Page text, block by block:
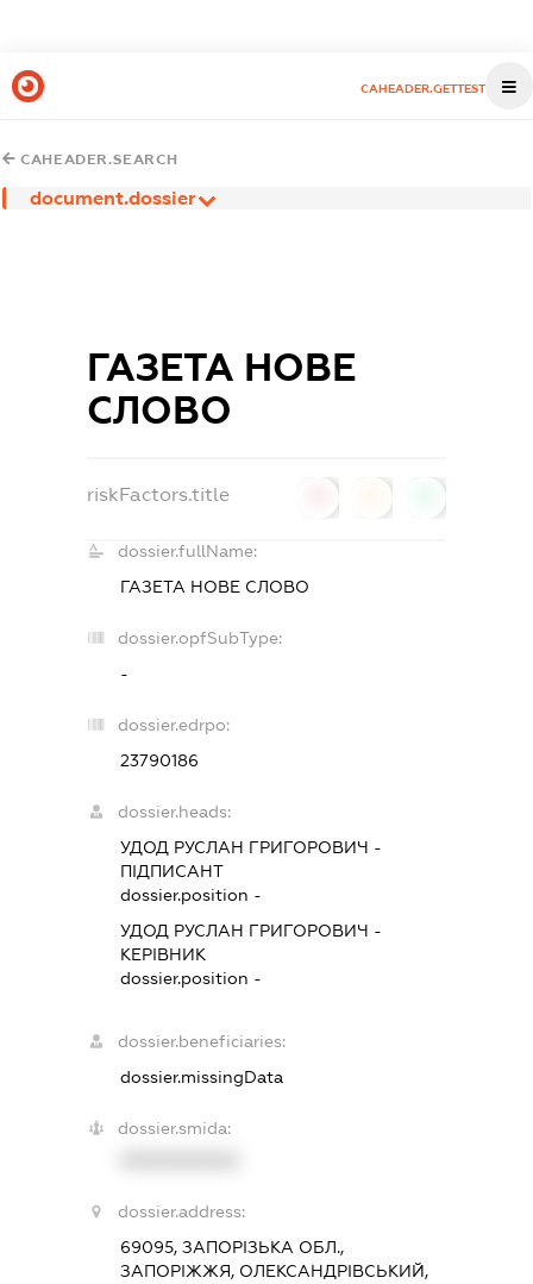
CAHEADER.GETTEST
CAHEADER.SEARCH
document.dossier
ГАЗЕТА НОВЕ
СЛОВО
riskFactors.title
dossier.fullName:
ГАЗЕТА НОВЕ СЛОВО
dossier.opfSubType:
-
dossier.edrpo:
23790186
dossier.heads:
УДОД РУСЛАН ГРИГОРОВИЧ -
ПІДПИСАНТ
dossier.position -
УДОД РУСЛАН ГРИГОРОВИЧ -
КЕРІВНИК
dossier.position -
dossier.beneficiaries:
dossier.missingData
dossier.smida:
dossier.address:
69095, ЗАПОРІЗЬКА ОБЛ.,
ЗАПОРІЖЖЯ, ОЛЕКСАНДРІВСЬКИЙ,